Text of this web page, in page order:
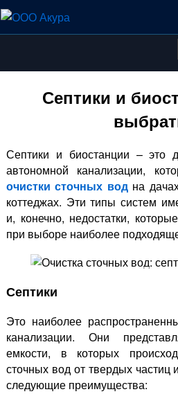
Септики и
Септики и биостанции – это
автономной канализации,
очистки сточных водна
коттеджах. Эти типы систем
и, конечно, недостатки,
при выборе наиболее
Септики
Это наиболее
канализации. Они
емкости, в которых
сточных вод от твердых частиц
следующие преимущества: